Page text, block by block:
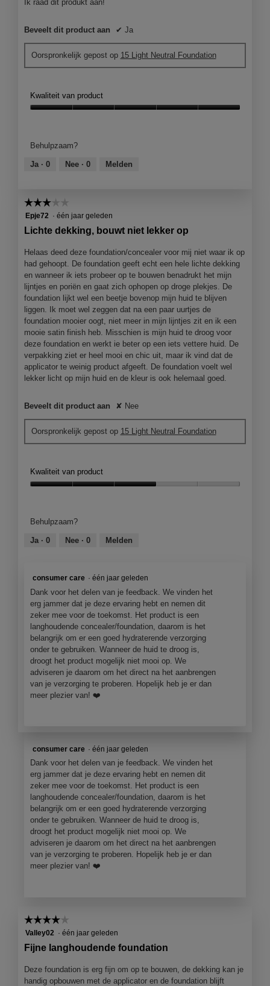
Ik raad dit produkt aan!
Beveelt dit product aan ✔ Ja
Oorspronkelijk gepost op 15 Light Neutral Foundation
Kwaliteit van product
5
van
Behulpzaam?
Ja · 0 Nee · 0 Melden
☆☆☆☆☆
☆☆☆☆☆
3
sterren.
Epje72 · één jaar geleden
Lichte dekking, bouwt niet lekker op
Helaas deed deze foundation/concealer voor mij niet waar ik op
had gehoopt. De foundation geeft echt een hele lichte dekking
en wanneer ik iets probeer op te bouwen benadrukt het mijn
lijntjes en poriën en gaat zich ophopen op droge plekjes. De
foundation lijkt wel een beetje bovenop mijn huid te blijven
liggen. Ik moet wel zeggen dat na een paar uurtjes de
foundation mooier oogt, niet meer in mijn lijntjes zit en ik een
mooie satin finish heb. Misschien is mijn huid te droog voor
deze foundation en werkt ie beter op een iets vettere huid. De
verpakking ziet er heel mooi en chic uit, maar ik vind dat de
applicator te weinig product afgeeft. De foundation voelt wel
lekker licht op mijn huid en de kleur is ook helemaal goed.
Beveelt dit product aan ✘ Nee
Oorspronkelijk gepost op 15 Light Neutral Foundation
Kwaliteit van product
3
van
Behulpzaam?
Ja · 0 Nee · 0 Melden
consumer care · één jaar geleden
Dank voor het delen van je feedback. We vinden het
erg jammer dat je deze ervaring hebt en nemen dit
zeker mee voor de toekomst. Het product is een
langhoudende concealer/foundation, daarom is het
belangrijk om er een goed hydraterende verzorging
onder te gebruiken. Wanneer de huid te droog is,
droogt het product mogelijk niet mooi op. We
adviseren je daarom om het direct na het aanbrengen
van je verzorging te proberen. Hopelijk heb je er dan
meer plezier van! ❤️
consumer care · één jaar geleden
Dank voor het delen van je feedback. We vinden het
erg jammer dat je deze ervaring hebt en nemen dit
zeker mee voor de toekomst. Het product is een
langhoudende concealer/foundation, daarom is het
belangrijk om er een goed hydraterende verzorging
onder te gebruiken. Wanneer de huid te droog is,
droogt het product mogelijk niet mooi op. We
adviseren je daarom om het direct na het aanbrengen
van je verzorging te proberen. Hopelijk heb je er dan
meer plezier van! ❤️
☆☆☆☆☆
☆☆☆☆☆
4
sterren.
Valley02 · één jaar geleden
Fijne langhoudende foundation
Deze foundation is erg fijn om op te bouwen, de dekking kan je
handig opbouwen met de applicator en de foundation blijft